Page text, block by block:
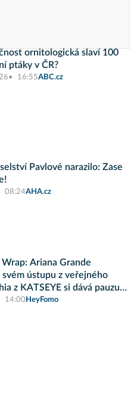
ornitologická slaví 100
ptáky v ČR?
16:55ABC.cz
Pavlové narazilo: Zase
08:24AHA.cz
Ariana Grande
ústupu z veřejného
z KATSEYE si dává pauzu
14:00 HeyFomo